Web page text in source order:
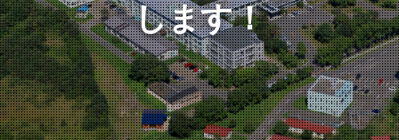
します！